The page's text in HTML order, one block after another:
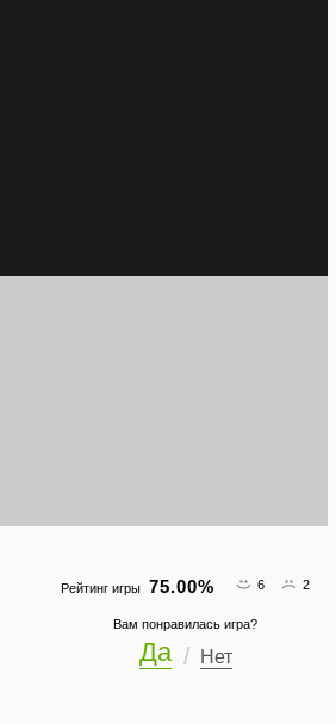
Рейтинг игры 75.00% 6 2
Вам понравилась игра?
Да Нет